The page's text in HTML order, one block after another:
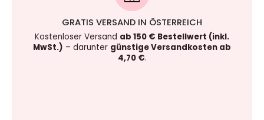
GRATIS VERSAND IN ÖSTERREICH
Kostenloser Versand ab 150 € Bestellwert (inkl.
MwSt.) – darunter günstige Versandkosten ab
4,70 €.